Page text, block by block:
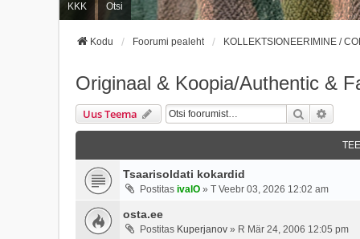
KKK Otsi
Kodu Foorumi pealeht KOLLEKTSIONEERIMINE /
Originaal & Koopia/Authentic &
Uus Teema Otsi
Tsaarisoldati kokardid
Postitas ivalO » T Veebr 03, 2026 12:02 am
osta.ee
Postitas Kuperjanov » R Mär 24, 2006 12:05 pm